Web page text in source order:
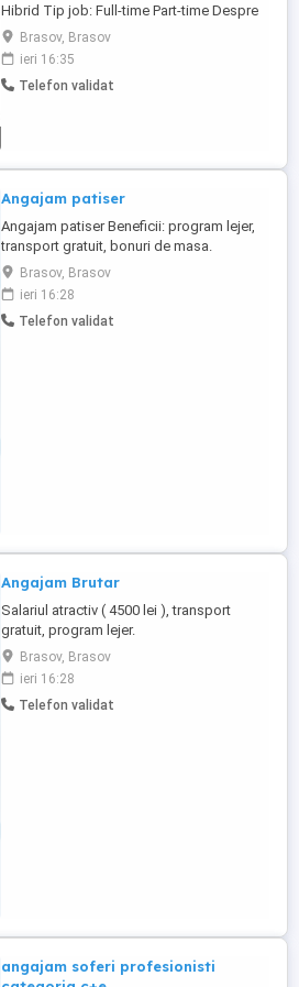
Hibrid Tip job: Full-time Part-time Despre
rol: Căutăm persoane motivate, orientate
către rezultate și dezvoltare profesională,
care doresc să construiască relații de
încredere cu clienții și să îi ajute să ia
Brasov, Brasov
ieri 16:35
Telefon validat
Angajam patiser
Angajam patiser Beneficii: program lejer,
transport gratuit, bonuri de masa.
Brasov, Brasov
ieri 16:28
Telefon validat
Angajam Brutar
Salariul atractiv ( 4500 lei ), transport
gratuit, program lejer.
Brasov, Brasov
ieri 16:28
Telefon validat
angajam soferi profesionisti